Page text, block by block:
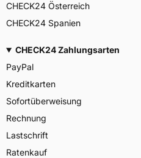
CHECK24 Österreich
CHECK24 Spanien
CHECK24 Zahlungsarten
PayPal
Kreditkarten
Sofortüberweisung
Rechnung
Lastschrift
Ratenkauf